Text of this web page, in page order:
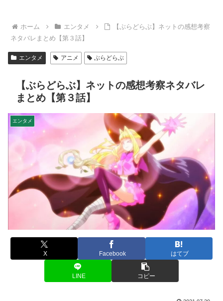
ホーム エンタメ
【ぶらどらぶ】ネットの感想考察
ネタバレまとめ【第３話】
エンタメ アニメ ぶらどらぶ
【ぶらどらぶ】ネットの感想考察ネタバレ
まとめ【第３話】
エンタメ
X Facebook はてブ
LINE コピー